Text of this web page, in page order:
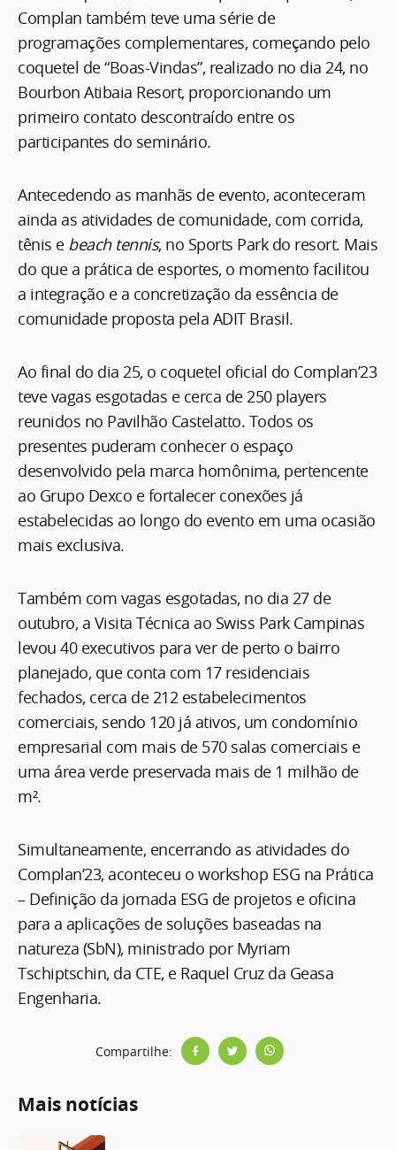
Complan também teve uma série de
programações complementares, começando pelo
coquetel de “Boas-Vindas”, realizado no dia 24, no
Bourbon Atibaia Resort, proporcionando um
primeiro contato descontraído entre os
participantes do seminário.
Antecedendo as manhãs de evento, aconteceram
ainda as atividades de comunidade, com corrida,
tênis e beach tennis, no Sports Park do resort. Mais
do que a prática de esportes, o momento facilitou
a integração e a concretização da essência de
comunidade proposta pela ADIT Brasil.
Ao final do dia 25, o coquetel oficial do Complan’23
teve vagas esgotadas e cerca de 250 players
reunidos no Pavilhão Castelatto. Todos os
presentes puderam conhecer o espaço
desenvolvido pela marca homônima, pertencente
ao Grupo Dexco e fortalecer conexões já
estabelecidas ao longo do evento em uma ocasião
mais exclusiva.
Também com vagas esgotadas, no dia 27 de
outubro, a Visita Técnica ao Swiss Park Campinas
levou 40 executivos para ver de perto o bairro
planejado, que conta com 17 residenciais
fechados, cerca de 212 estabelecimentos
comerciais, sendo 120 já ativos, um condomínio
empresarial com mais de 570 salas comerciais e
uma área verde preservada mais de 1 milhão de
m².
Simultaneamente, encerrando as atividades do
Complan’23, aconteceu o workshop ESG na Prática
– Definição da jornada ESG de projetos e oficina
para a aplicações de soluções baseadas na
natureza (SbN), ministrado por Myriam
Tschiptschin, da CTE, e Raquel Cruz da Geasa
Engenharia.
Compartilhe:
Mais notícias